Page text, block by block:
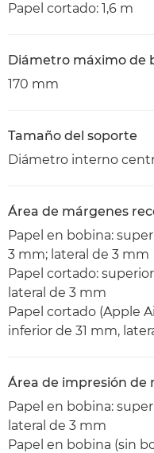
Papel cortado: 1,6 m
Diámetro máximo de
170 mm
Tamaño del soporte
Diámetro interno
Área de márgenes
Papel en bobina:
3 mm; lateral de 3 mm
Papel cortado:
lateral de 3 mm
Papel cortado (Apple
inferior de 31 mm,
Área de impresión de
Papel en bobina:
lateral de 3 mm
Papel en bobina (sin